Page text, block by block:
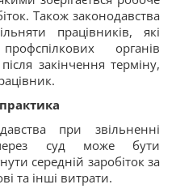
Також законодавства
працівників, які
органів
закінчення терміну,
при звільненні
через суд може бути
середній заробіток за
та інші витрати.